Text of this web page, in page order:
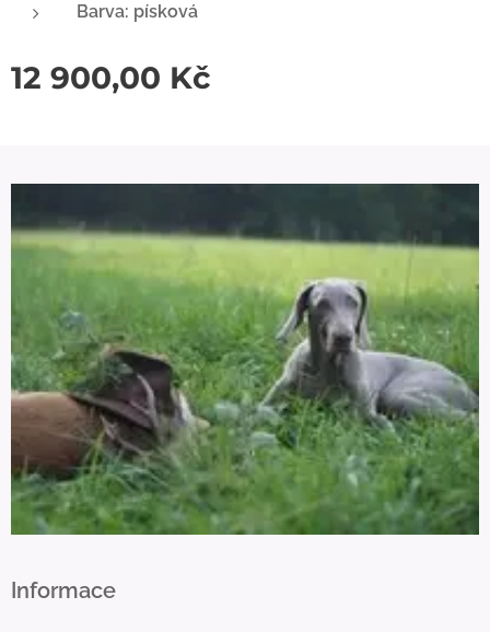
Barva: písková
12 900,00 Kč
Informace